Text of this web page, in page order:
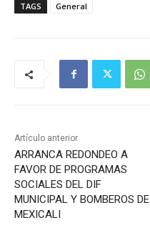
TAGS General
Artículo anterior
ARRANCA REDONDEO A
FAVOR DE PROGRAMAS
SOCIALES DEL DIF
MUNICIPAL Y BOMBEROS DE
MEXICALI